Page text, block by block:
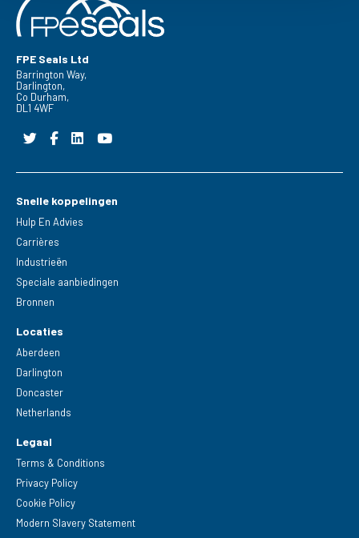
FPE Seals Ltd
Barrington Way,
Darlington,
Co Durham,
DL1 4WF
Snelle koppelingen
Hulp En Advies
Carrières
Industrieën
Speciale aanbiedingen
Bronnen
Locaties
Aberdeen
Darlington
Doncaster
Netherlands
Legaal
Terms & Conditions
Privacy Policy
Cookie Policy
Modern Slavery Statement